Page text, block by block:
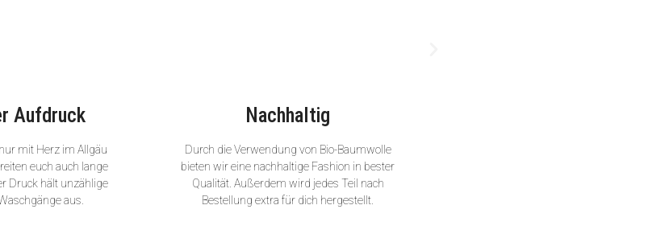
Aufdruck
mit Herz im Allgäu
euch auch lange
Druck hält unzählige
aus.
Nachhaltig
Durch die Verwendung von Bio-Baumwolle
bieten wir eine nachhaltige Fashion in bester
Qualität. Außerdem wird jedes Teil nach
Bestellung extra für dich hergestellt.